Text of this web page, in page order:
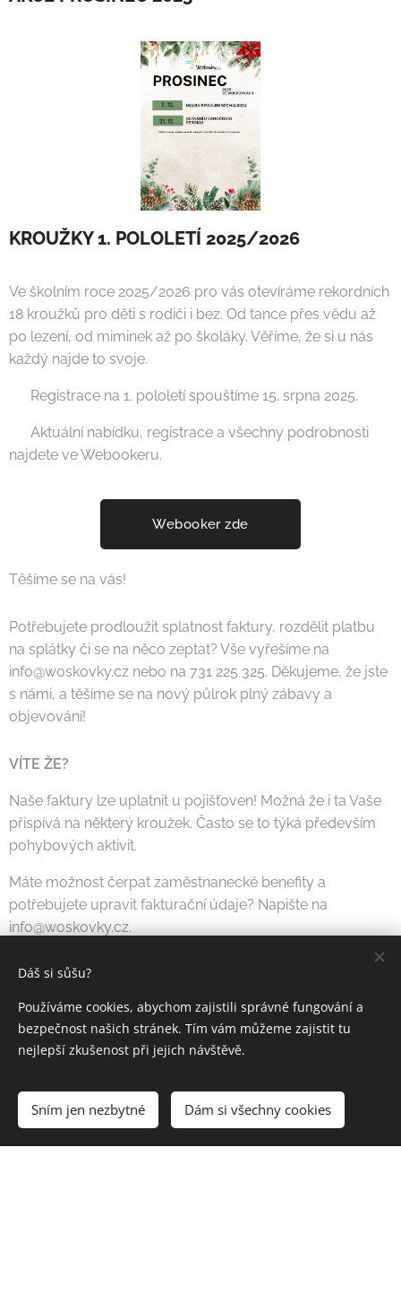
KROUŽKY 1. POLOLETÍ 2025/2026
Ve školním roce 2025/2026 pro vás otevíráme rekordních
18 kroužků pro děti s rodiči i bez. Od tance přes vědu až
po lezení, od miminek až po školáky. Věříme, že si u nás
každý najde to svoje.
📅 Registrace na 1. pololetí spouštíme 15. srpna 2025.
📌 Aktuální nabídku, registrace a všechny podrobnosti
najdete ve Webookeru.
Webooker zde
Těšíme se na vás! 💛
Potřebujete prodloužit splatnost faktury, rozdělit platbu
na splátky či se na něco zeptat? Vše vyřešíme na
info@woskovky.cz nebo na 731 225 325. Děkujeme, že jste
s námi, a těšíme se na nový půlrok plný zábavy a
objevování!
VÍTE ŽE?
Naše faktury lze uplatnit u pojišťoven! Možná že i ta Vaše
přispívá na některý kroužek. Často se to týká především
pohybových aktivit.
Máte možnost čerpat zaměstnanecké benefity a
potřebujete upravit fakturační údaje? Napište na
info@woskovky.cz.
Dáš si sůšu?
Používáme cookies, abychom zajistili správné fungování a
bezpečnost našich stránek. Tím vám můžeme zajistit tu
nejlepší zkušenost při jejich návštěvě.
Sním jen nezbytné Dám si všechny cookies